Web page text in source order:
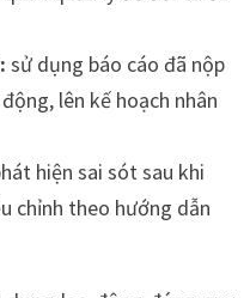
sử dụng báo cáo đã nộp
lên kế hoạch nhân
hiện sai sót sau khi
chỉnh theo hướng dẫn